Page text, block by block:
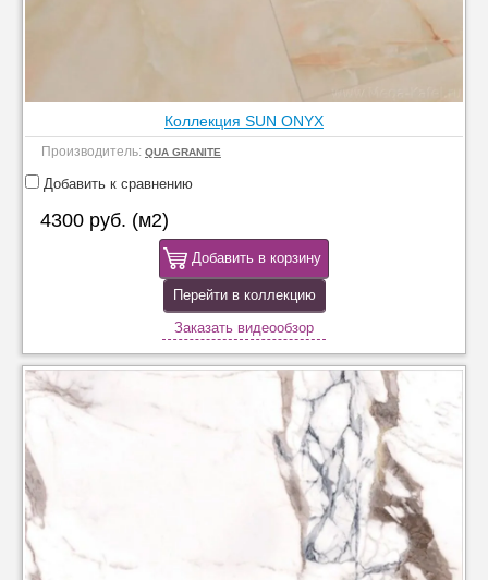
Коллекция SUN ONYX
Производитель: QUA GRANITE
Добавить к сравнению
4300 руб. (м2)
Добавить в корзину
Перейти в коллекцию
Заказать видеообзор